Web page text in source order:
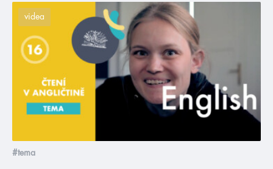
videa
#tema